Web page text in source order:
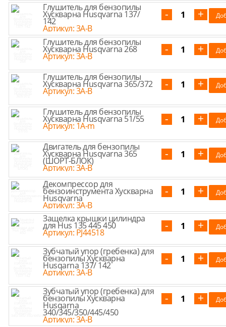
Глушитель для бензопилы
Хускварна Husqvarna 137/
142
Артикул: 3A-B
Глушитель для бензопилы
Хускварна Husqvarna 268
Артикул: 3A-B
Глушитель для бензопилы
Хускварна Husqvarna 365/372
Артикул: 3A-B
Глушитель для бензопилы
Хускварна Husqvarna 51/55
Артикул: 1A-m
Двигатель для бензопилы
Хускварна Husqvarna 365
(ШОРТ-БЛОК)
Артикул: 3A-B
Декомпрессор для
бензоинструмента Хускварна
Husqvarna
Артикул: 3A-B
Защелка крышки цилиндра
для Hus 135 445 450
Артикул: PJ44518
Зубчатый упор (гребенка) для
бензопилы Хускварна
Husqarna 137/ 142
Артикул: 3A-B
Зубчатый упор (гребенка) для
бензопилы Хускварна
Husqarna
340/345/350/445/450
Артикул: 3A-B